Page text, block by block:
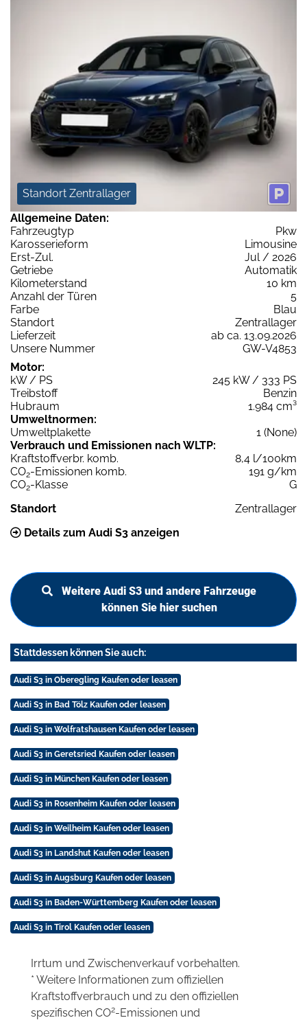
Standort Zentrallager
Allgemeine Daten:
Fahrzeugtyp
Pkw
Karosserieform
Limousine
Erst-Zul.
Jul / 2026
Getriebe
Automatik
Kilometerstand
10 km
Anzahl der Türen
5
Farbe
Blau
Standort
Zentrallager
Lieferzeit
ab ca. 13.09.2026
Unsere Nummer
GW-V4853
Motor:
kW / PS
245 kW / 333 PS
Treibstoff
Benzin
Hubraum
1.984 cm³
Umweltnormen:
Umweltplakette
1 (None)
Verbrauch und Emissionen nach WLTP:
Kraftstoffverbr. komb.
8,4 l/100km
CO2-Emissionen komb.
191 g/km
CO2-Klasse
G
Standort
Zentrallager
Details zum Audi S3 anzeigen
Weitere Audi S3 und andere Fahrzeuge
können Sie hier suchen
Stattdessen können Sie auch:
Audi S3 in Oberegling Kaufen oder leasen
Audi S3 in Bad Tölz Kaufen oder leasen
Audi S3 in Wolfratshausen Kaufen oder leasen
Audi S3 in Geretsried Kaufen oder leasen
Audi S3 in München Kaufen oder leasen
Audi S3 in Rosenheim Kaufen oder leasen
Audi S3 in Weilheim Kaufen oder leasen
Audi S3 in Landshut Kaufen oder leasen
Audi S3 in Augsburg Kaufen oder leasen
Audi S3 in Baden-Württemberg Kaufen oder leasen
Audi S3 in Tirol Kaufen oder leasen
Irrtum und Zwischenverkauf vorbehalten.
* Weitere Informationen zum offiziellen
Kraftstoffverbrauch und zu den offiziellen
spezifischen CO2-Emissionen und